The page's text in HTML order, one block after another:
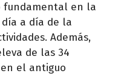
fundamental en la
a día de la
Además,
de las 34
el antiguo